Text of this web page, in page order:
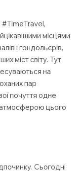
місцями
і гондольєрів,
міст світу. Тут
на
пар
почуття одне
цього
Сьогодні